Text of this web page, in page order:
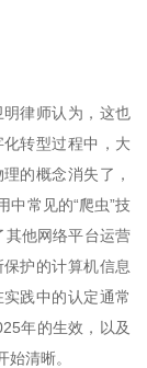
律师认为，这也
转型过程中，大
的概念消失了，
中常见的“爬虫”技
其他网络平台运营
护的计算机信息
践中的认定通常
年的生效，以及
清晰。